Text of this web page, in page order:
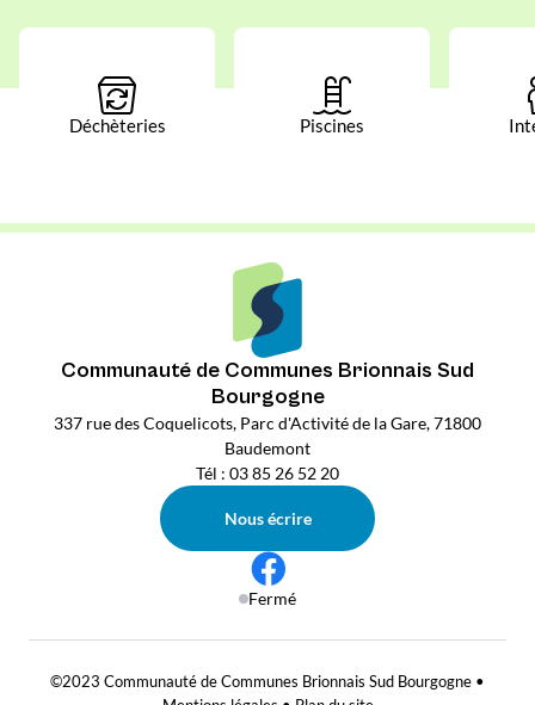
Déchèteries Piscines
Communauté de Communes Brionnais Sud
Bourgogne
337 rue des Coquelicots, Parc d'Activité de la Gare, 71800
Baudemont
Tél : 03 85 26 52 20
Nous écrire
Fermé
©2023 Communauté de Communes Brionnais Sud Bourgogne •